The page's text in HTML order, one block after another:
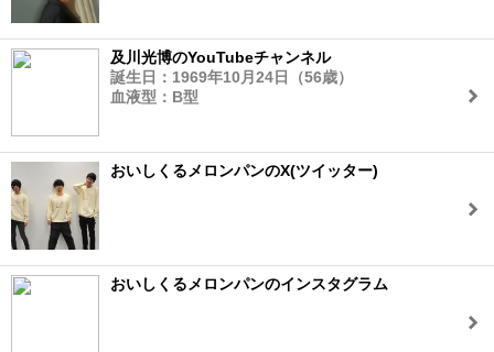
及川光博のYouTubeチャンネル
誕生日：1969年10月24日（56歳）
血液型：B型
おいしくるメロンパンのX(ツイッター)
おいしくるメロンパンのインスタグラム